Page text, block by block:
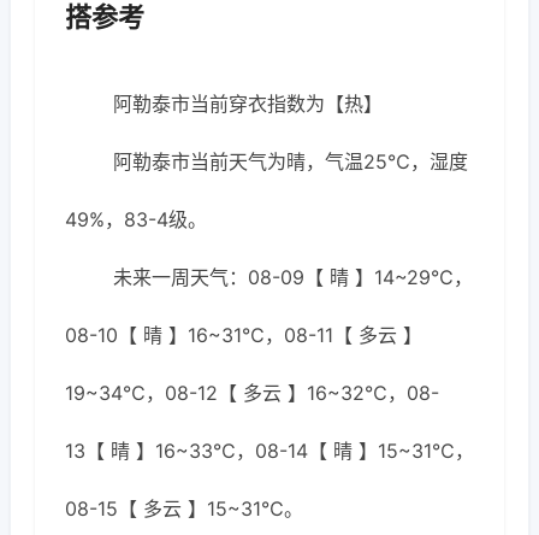
搭参考
阿勒泰市当前穿衣指数为【热】
阿勒泰市当前天气为晴，气温25℃，湿度
49%，83-4级。
未来一周天气：08-09【 晴 】14~29℃，
08-10【 晴 】16~31℃，08-11【 多云 】
19~34℃，08-12【 多云 】16~32℃，08-
13【 晴 】16~33℃，08-14【 晴 】15~31℃，
08-15【 多云 】15~31℃。